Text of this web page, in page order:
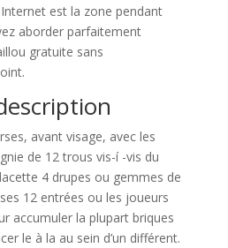
est la zone pendant
aborder parfaitement
gratuite sans
avant visage, avec les
de 12 trous vis-í -vis du
4 drupes ou gemmes de
12 entrées ou les joueurs
accumuler la plupart briques
le à la au sein d’un différent.